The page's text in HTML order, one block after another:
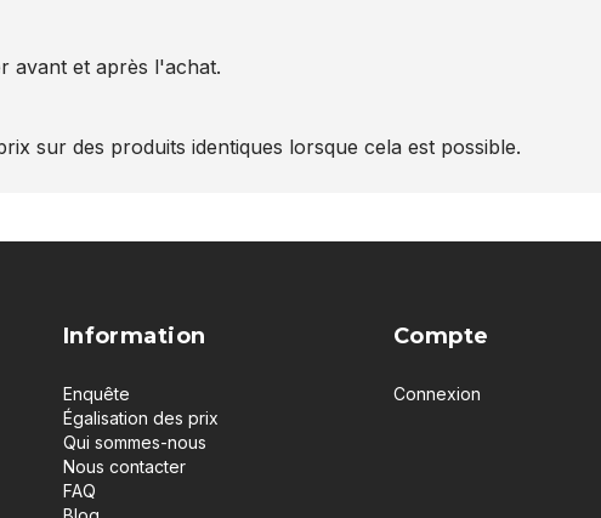
avant et après l'achat.
sur des produits identiques lorsque cela est possible.
Information
Enquête
Égalisation des prix
Qui sommes-nous
Nous contacter
FAQ
Compte
Connexion